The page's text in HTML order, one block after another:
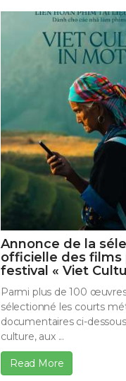
Annonce de la
officielle des films
festival « Viet
Parmi plus de 100
sélectionné les courts
documentaires ci-
culture, aux ...
Read More